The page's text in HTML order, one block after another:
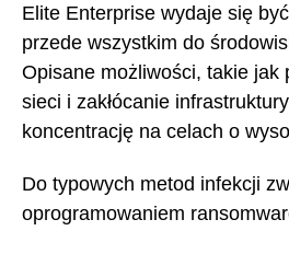
Elite Enterprise wydaje się
przede wszystkim do
Opisane możliwości, takie jak
sieci i zakłócanie
koncentrację na celach o
Do typowych metod infekcji
oprogramowaniem